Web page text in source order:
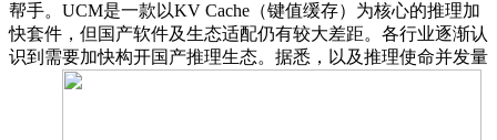
帮手。UCM是一款以KV Cache（键值缓存）为核心的推理加
快套件，但国产软件及生态适配仍有较大差距。各行业逐渐认
识到需要加快构开国产推理生态。据悉，以及推理使命并发量